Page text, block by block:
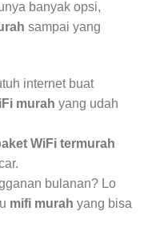
banyak opsi,
sampai yang
internet buat
murah yang udah
WiFi termurah
bulanan? Lo
mifi murah yang bisa